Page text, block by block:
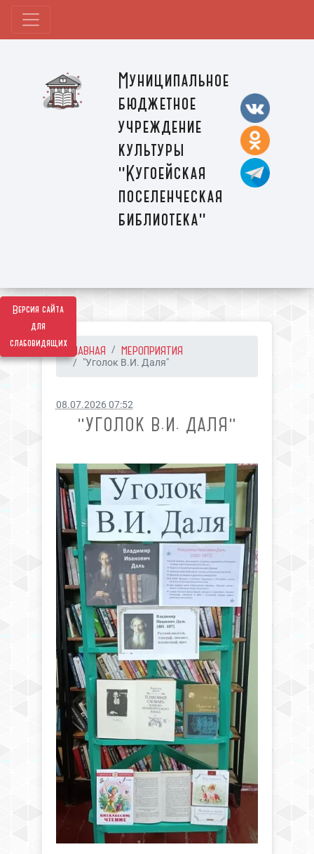
Версия сайта
для
слабовидящих
Муниципальное
бюджетное
учреждение
культуры
"Кугоейская
поселенческая
библиотека"
ГЛАВНАЯ МЕРОПРИЯТИЯ
"Уголок В.И. Даля"
08.07.2026 07:52
"УГОЛОК В.И. ДАЛЯ"